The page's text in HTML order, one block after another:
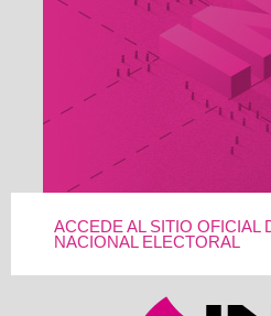
ACCEDE AL SITIO OFICIAL
NACIONAL ELECTORAL